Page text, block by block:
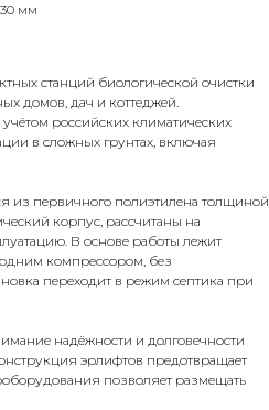
мм
станций биологической очистки
домов, дач и коттеджей.
российских климатических
в сложных грунтах, включая
из первичного полиэтилена толщиной
корпус, рассчитаны на
В основе работы лежит
компрессором, без
переходит в режим септика при
надёжности и долговечности
эрлифтов предотвращает
позволяет размещать